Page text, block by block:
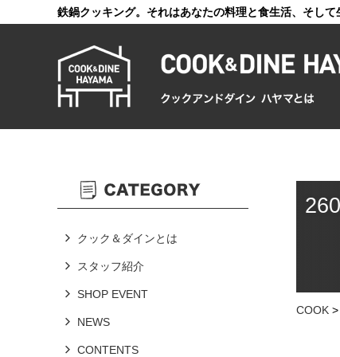
鉄鍋クッキング。それはあなたの料理と食生活、そして
COOK >
クック＆ダインとは
スタッフ紹介
SHOP EVENT
NEWS
CONTENTS